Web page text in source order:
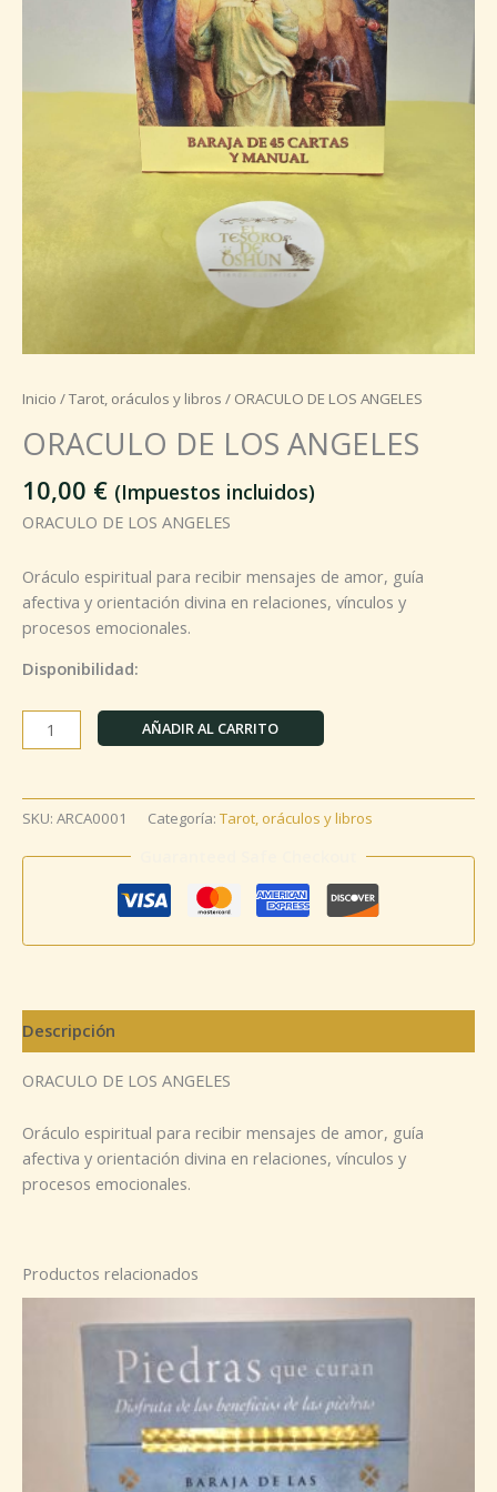
Inicio /Tarot, oráculos y libros / ORACULO DE LOS ANGELES
ORACULO DE LOS ANGELES
10,00 € (Impuestos incluidos)
ORACULO DE LOS ANGELES
Oráculo espiritual para recibir mensajes de amor, guía
afectiva y orientación divina en relaciones, vínculos y
procesos emocionales.
Disponibilidad:
AÑADIR AL CARRITO
SKU: ARCA0001 Categoría: Tarot, oráculos y libros
Descripción
ORACULO DE LOS ANGELES
Oráculo espiritual para recibir mensajes de amor, guía
afectiva y orientación divina en relaciones, vínculos y
procesos emocionales.
Productos relacionados